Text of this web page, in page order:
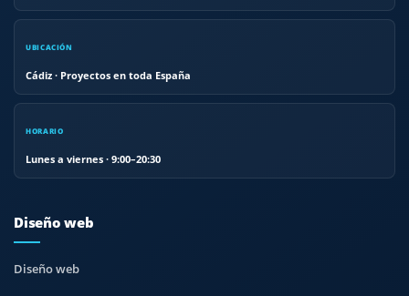
UBICACIÓN
Cádiz · Proyectos en toda España
HORARIO
Lunes a viernes · 9:00–20:30
Diseño web
Diseño web